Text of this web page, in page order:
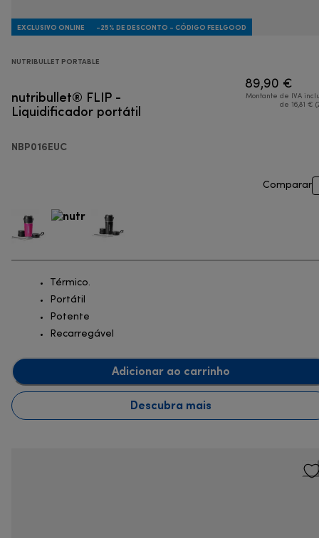
EXCLUSIVO ONLINE -25% DE DESCONTO - CÓDIGO FEELGOOD
NUTRIBULLET PORTABLE
nutribullet® FLIP -
Liquidificador portátil
NBP016EUC
89,90 €
Montante de IVA
de 16,81 €
Comparar
Térmico.
Portátil
Potente
Recarregável
Adicionar ao carrinho
Descubra mais